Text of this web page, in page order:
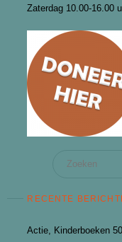
Zaterdag 10.00-16.00
RECENTE
Actie, Kinderboeken